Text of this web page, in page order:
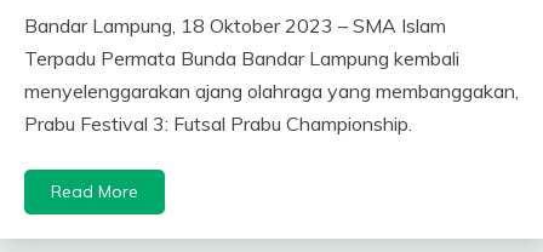
Bandar Lampung, 18 Oktober 2023 – SMA Islam
Terpadu Permata Bunda Bandar Lampung kembali
menyelenggarakan ajang olahraga yang membanggakan,
Prabu Festival 3: Futsal Prabu Championship.
Read More